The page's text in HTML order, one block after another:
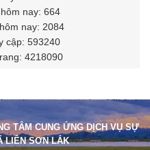
nay: 664
nay: 2084
cập: 593240
4218090
TÂM CUNG ỨNG DỊCH VỤ SỰ
LIÊN SƠN LẮK